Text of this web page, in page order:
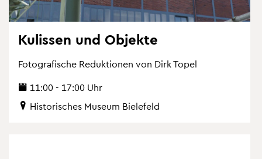
Ku­lis­sen und Ob­jek­te
Fo­to­gra­fi­sche Re­duk­tio­nen von Dirk Topel
11:00 - 17:00 Uhr
His­to­ri­sches Mu­se­um Bie­le­feld